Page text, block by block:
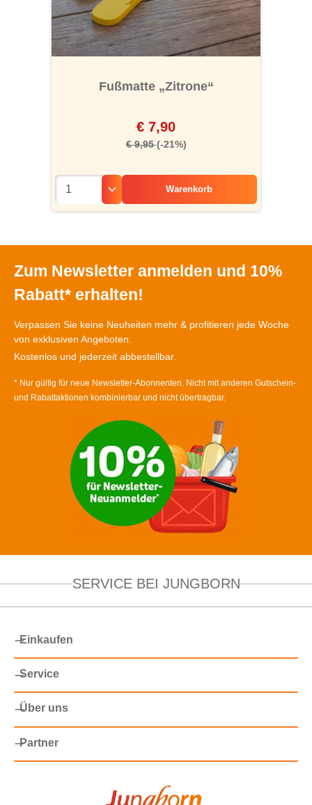
Fußmatte „Zitrone“
€ 7,90
€ 9,95(-21%)
Warenkorb
Zum Newsletter anmelden und 10%
Rabatt* erhalten!
Verpassen Sie keine Neuheiten mehr & profitieren jede Woche
von exklusiven Angeboten.
Kostenlos und jederzeit abbestellbar.
* Nur gültig für neue Newsletter-Abonnenten. Nicht mit anderen Gutschein-
und Rabattaktionen kombinierbar und nicht übertragbar.
SERVICE BEI JUNGBORN
Einkaufen
Service
Über uns
Partner